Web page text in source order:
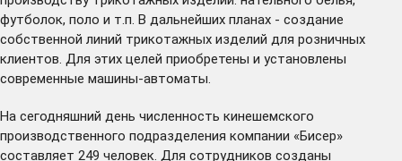
футболок, поло и т.п. В дальнейших планах - создание
собственной линий трикотажных изделий для розничных
клиентов. Для этих целей приобретены и установлены
современные машины-автоматы.
На сегодняшний день численность кинешемского
производственного подразделения компании «Бисер»
составляет 249 человек. Для сотрудников созданы